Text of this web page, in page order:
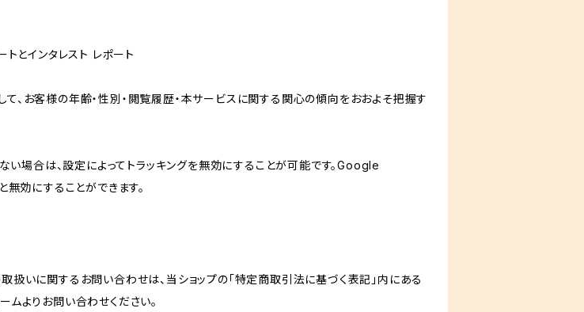
とインタレスト レポート
お客様の年齢・性別・閲覧履歴・本サービスに関する関心の傾向をおおよそ把握す
場合は、設定によってトラッキングを無効にすることが可能です。Google
効にすることができます。
扱いに関するお問い合わせは、当ショップの「特定商取引法に基づく表記」内にある
ムよりお問い合わせください。